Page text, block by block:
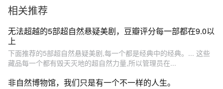
相关推荐
无法超越的5部超自然悬疑美剧，豆瓣评分每一部都在9.0以
上
下面推荐的5部超自然悬疑美剧,每一个都是经典中的经典。... 这些
藏品每一个都有毁天灭地的超自然力量,所以管理员在...
非自然博物馆，我们只是有一个不一样的人生。